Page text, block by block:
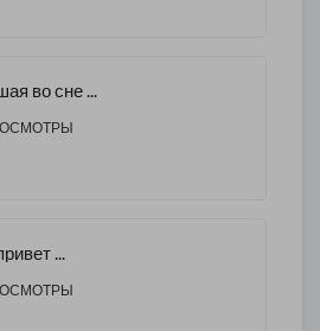
во сне ...
...